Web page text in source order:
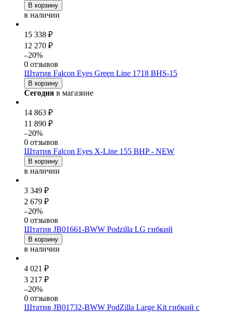
В корзину
в наличии
15 338 ₽
12 270 ₽
–20%
0 отзывов
Штатив Falcon Eyes Green Line 1718 BHS-15
В корзину
Сегодня в магазине
14 863 ₽
11 890 ₽
–20%
0 отзывов
Штатив Falcon Eyes X-Line 155 BHP - NEW
В корзину
в наличии
3 349 ₽
2 679 ₽
–20%
0 отзывов
Штатив JB01661-BWW Podzilla LG гибкий
В корзину
в наличии
4 021 ₽
3 217 ₽
–20%
0 отзывов
Штатив JB01732-BWW PodZilla Large Kit гибкий с